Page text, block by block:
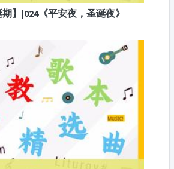
】|024《平安夜，圣诞夜》